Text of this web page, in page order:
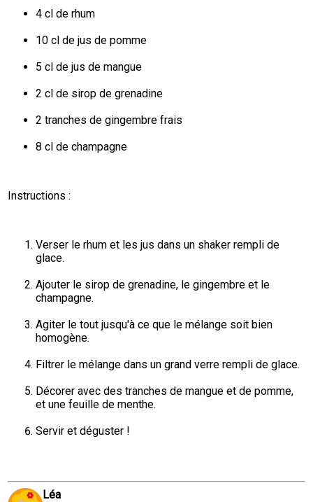
4 cl de rhum
10 cl de jus de pomme
5 cl de jus de mangue
2 cl de sirop de grenadine
2 tranches de gingembre frais
8 cl de champagne
Instructions :
Verser le rhum et les jus dans un shaker rempli de
glace.
Ajouter le sirop de grenadine, le gingembre et le
champagne.
Agiter le tout jusqu'à ce que le mélange soit bien
homogène.
Filtrer le mélange dans un grand verre rempli de glace.
Décorer avec des tranches de mangue et de pomme,
et une feuille de menthe.
Servir et déguster !
Léa